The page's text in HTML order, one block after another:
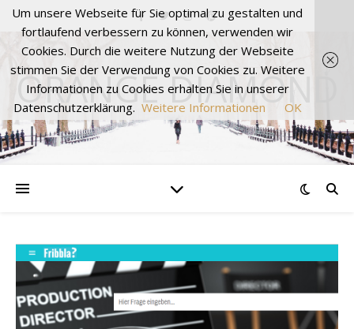
ORANGE DIAMOND
Um unsere Webseite für Sie optimal zu gestalten und
fortlaufend verbessern zu können, verwenden wir
Cookies. Durch die weitere Nutzung der Webseite
stimmen Sie der Verwendung von Cookies zu. Weitere
Informationen zu Cookies erhalten Sie in unserer
Datenschutzerklärung. Weitere Informationen OK